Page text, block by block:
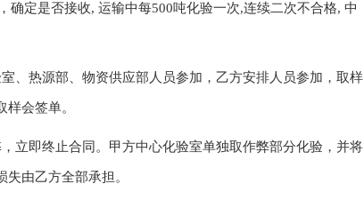
确定是否接收, 运输中每500吨化验一次,连续二次不合格, 中
热源部、物资供应部人员参加，乙方安排人员参加，取样
会签单。
即终止合同。甲方中心化验室单独取作弊部分化验，并将
由乙方全部承担。